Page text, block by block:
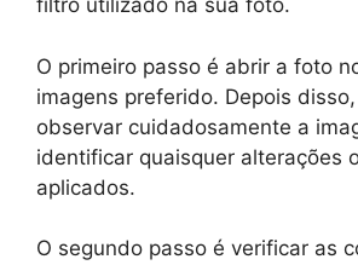
filtro utilizado na sua foto.
O primeiro passo é abrir a foto
imagens preferido. Depois
observar cuidadosamente a
identificar quaisquer alterações
aplicados.
O segundo passo é verificar as